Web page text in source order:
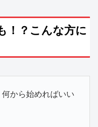
！？こんな方に
から始めればいい